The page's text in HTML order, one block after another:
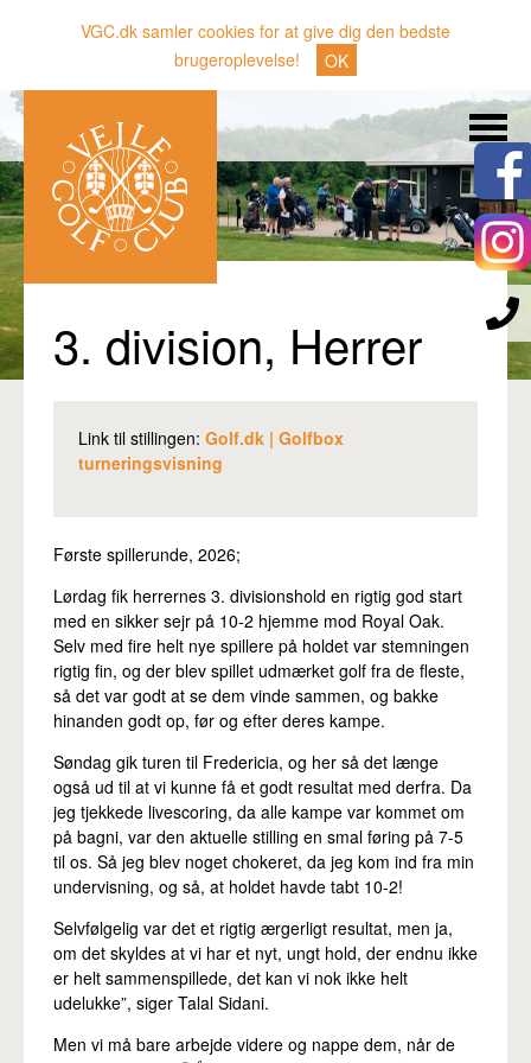
VGC.dk samler cookies for at give dig den bedste
brugeroplevelse!
OK
Nyheder
Klubben
Gæster
Sporten
Erhverv
Den lille Kok
Pro
3. division, Herrer
Link til stillingen: Golf.dk | Golfbox
turneringsvisning
Første spillerunde, 2026;
Lørdag fik herrernes 3. divisionshold en rigtig god start
med en sikker sejr på 10-2 hjemme mod Royal Oak.
Selv med fire helt nye spillere på holdet var stemningen
rigtig fin, og der blev spillet udmærket golf fra de fleste,
så det var godt at se dem vinde sammen, og bakke
hinanden godt op, før og efter deres kampe.
Søndag gik turen til Fredericia, og her så det længe
også ud til at vi kunne få et godt resultat med derfra. Da
jeg tjekkede livescoring, da alle kampe var kommet om
på bagni, var den aktuelle stilling en smal føring på 7-5
til os. Så jeg blev noget chokeret, da jeg kom ind fra min
undervisning, og så, at holdet havde tabt 10-2!
Selvfølgelig var det et rigtig ærgerligt resultat, men ja,
om det skyldes at vi har et nyt, ungt hold, der endnu ikke
er helt sammenspillede, det kan vi nok ikke helt
udelukke”, siger Talal Sidani.
Men vi må bare arbejde videre og nappe dem, når de